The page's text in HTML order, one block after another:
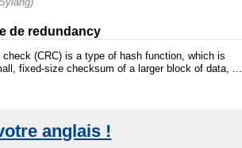
de redundancy
check (CRC) is a type of hash function, which is
fixed-size checksum of a larger block of data, ...